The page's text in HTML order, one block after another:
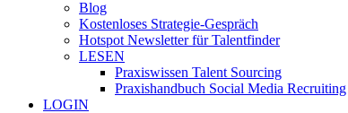
Blog
Kostenloses Strategie-Gespräch
Hotspot Newsletter für Talentfinder
LESEN
Praxiswissen Talent Sourcing
Praxishandbuch Social Media Recruiting
LOGIN